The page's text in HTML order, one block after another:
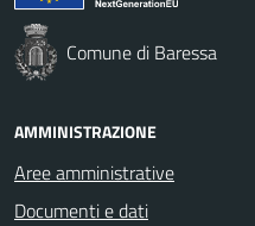
Comune di Baressa
AMMINISTRAZIONE
Aree amministrative
Documenti e dati